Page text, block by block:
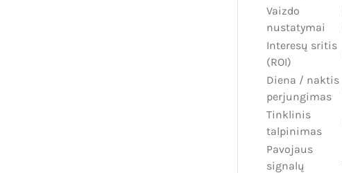
Vaizdo
nustatymai
Interesų sritis
(ROI)
Diena / naktis
perjungimas
Tinklinis
talpinimas
Pavojaus
signalų